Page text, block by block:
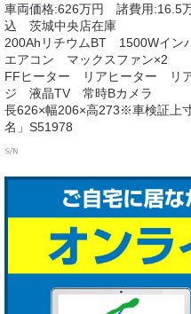
車両価格:626万円 諸費用
込 茨城中央店在庫
200AhリチウムBT 1500Wイ
エアコン マックスファン×2
FFヒーター リアヒーター リ
ジ 液晶TV 常時Bカメラ
長626×幅206×高273※車検証上
名」S51978